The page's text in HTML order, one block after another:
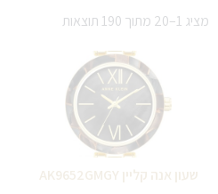
מציג 1–20 מתוך 190 תוצאות
שעון אנה קליין AK9652GMGY